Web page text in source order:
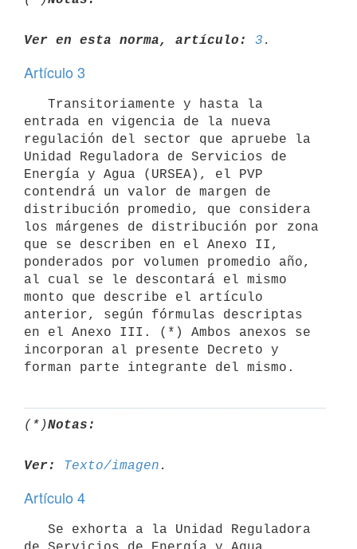
Ver en esta norma, artículo: 3
Artículo 3
entrada en vigencia de la nueva
regulación del sector que apruebe la
Unidad Reguladora de Servicios de
Energía y Agua (URSEA), el PVP
contendrá un valor de margen de
distribución promedio, que considera
los márgenes de distribución por zona
que se describen en el Anexo II,
ponderados por volumen promedio año,
al cual se le descontará el mismo
monto que describe el artículo
anterior, según fórmulas descriptas
en el Anexo III. (*) Ambos anexos se
incorporan al presente Decreto y
forman parte integrante del mismo.
(*)Notas:
Ver: Texto/imagen
Artículo 4